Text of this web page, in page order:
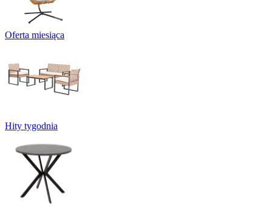
Oferta miesiąca
Hity tygodnia